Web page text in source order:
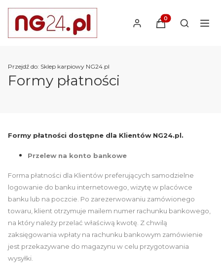
Produkty w
Otwórz
Przejdź do: Sklep karpiowy NG24.pl
Formy płatności
Formy płatności dostępne dla Klientów NG24.pl.
Przelew na konto bankowe
Forma płatności dla Klientów preferujących samodzielne
logowanie do banku internetowego, wizytę w placówce
banku lub na poczcie. Po zarezerwowaniu zamówionego
towaru, klient otrzymuje mailem numer rachunku bankowego,
na który należy przelać właściwą kwotę. Z chwilą
zaksięgowania wpłaty na rachunku bankowym zamówienie
jest przekazywane do magazynu w celu przygotowania
wysyłki.